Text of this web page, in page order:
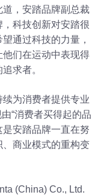
，安踏品牌副总裁
科技创新对安踏很
通过科技的力量，
们在运动中表现得
求者。
为消费者提供专业
“消费者买得起的品
是安踏品牌一直在努
商业模式的重构变
(China) Co., Ltd.